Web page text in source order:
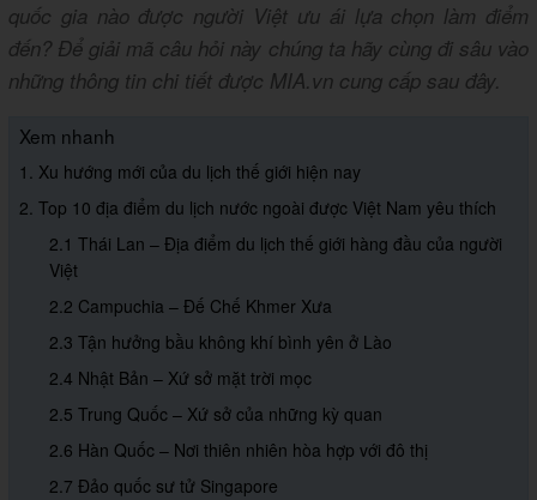
quốc gia nào được người Việt ưu ái lựa chọn làm điểm
đến? Để giải mã câu hỏi này chúng ta hãy cùng đi sâu vào
những thông tin chi tiết được MIA.vn cung cấp sau đây.
Xem nhanh
1. Xu hướng mới của du lịch thế giới hiện nay
2. Top 10 địa điểm du lịch nước ngoài được Việt Nam yêu thích
2.1 Thái Lan – Địa điểm du lịch thế giới hàng đầu của người
Việt
2.2 Campuchia – Đế Chế Khmer Xưa
2.3 Tận hưởng bầu không khí bình yên ở Lào
2.4 Nhật Bản – Xứ sở mặt trời mọc
2.5 Trung Quốc – Xứ sở của những kỳ quan
2.6 Hàn Quốc – Nơi thiên nhiên hòa hợp với đô thị
2.7 Đảo quốc sư tử Singapore